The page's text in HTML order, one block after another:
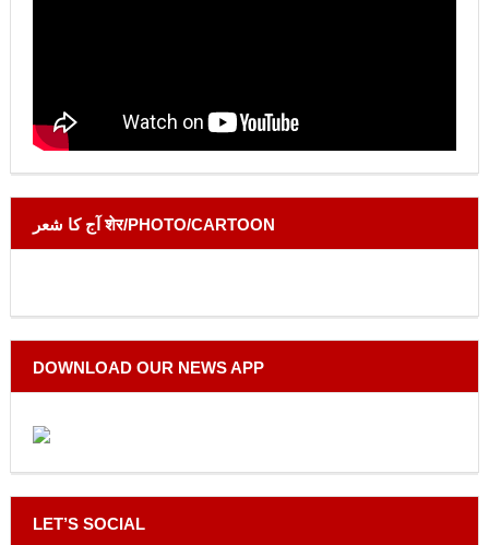
آج کا شعر शेर/PHOTO/CARTOON
DOWNLOAD OUR NEWS APP
LET’S SOCIAL